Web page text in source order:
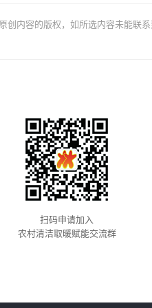
创内容的版权，如所选内容未能联
扫码申请加入
农村清洁取暖赋能交流群